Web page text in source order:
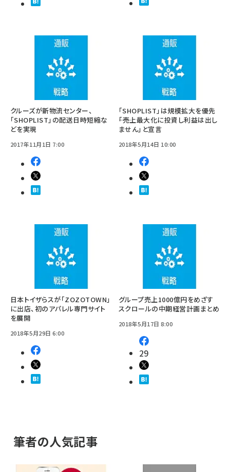
クルーズが新物流センター、
「SHOPLIST」の配送日時短縮な
どを実現
2017年11月1日 7:00
「SHOPLIST」は規模拡大を優先
――「売上最大化に投資し利益は出し
ません」と宣言
2018年5月14日 10:00
日本トイザらスが「ZOZOTOWN」
に出店、初のアパレル専門サイト
を展開
2018年5月29日 6:00
グループ売上1000億円をめざす
スクロールの中期経営計画まとめ
2018年5月17日 8:00
29
筆者の人気記事